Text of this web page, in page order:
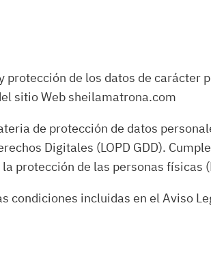
de los datos de carácter
sitio Web sheilamatrona.com
de protección de datos
Digitales (LOPD GDD).
protección de las personas físicas
condiciones incluidas en el Aviso